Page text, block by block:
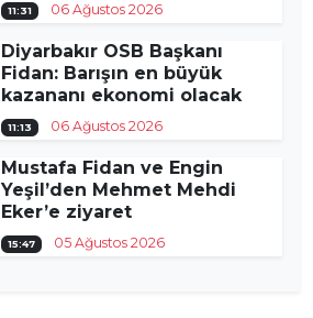
11:31 06 Ağustos 2026
Diyarbakır OSB Başkanı
Fidan: Barışın en büyük
kazananı ekonomi olacak
11:13 06 Ağustos 2026
Mustafa Fidan ve Engin
Yeşil’den Mehmet Mehdi
Eker’e ziyaret
15:47 05 Ağustos 2026